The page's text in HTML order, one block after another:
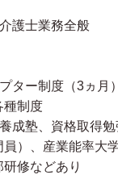
護士業務全般
ター制度（3ヵ月
種制度
成塾、資格取得
）、産業能率大
修などあり